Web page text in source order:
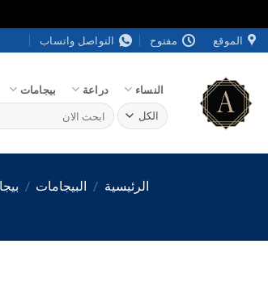
تخطي
للمحتوى
الموقع مفتوح التواصل واتساب
النساء دراعة بيجامات
البحث
عن:
الرئيسية / البيجامات /